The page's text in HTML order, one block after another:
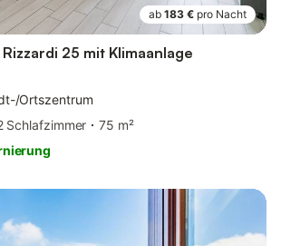
ab 183 € pro Nacht
25 mit Klimaanlage
Ortszentrum
Schlafzimmer
75 m²